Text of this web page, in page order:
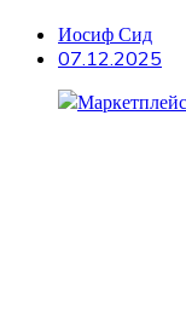
Иосиф Сид
07.12.2025